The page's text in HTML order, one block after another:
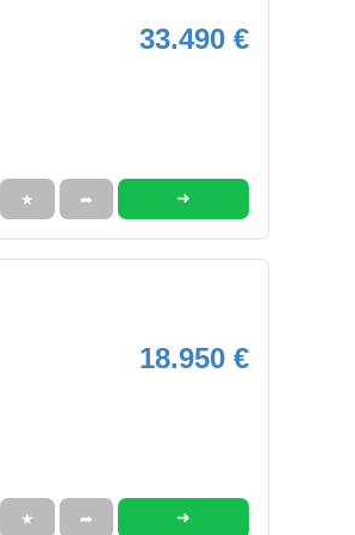
33.490 €
★ ➦ ➜
18.950 €
★ ➦ ➜